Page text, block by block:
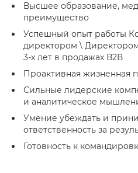
Высшее образование,
преимущество
Успешный опыт работы
директором \
3-х лет в продажах В2В
Проактивная жизненная
Сильные лидерские
и аналитическое
Умение убеждать и
ответственность за
Готовность к